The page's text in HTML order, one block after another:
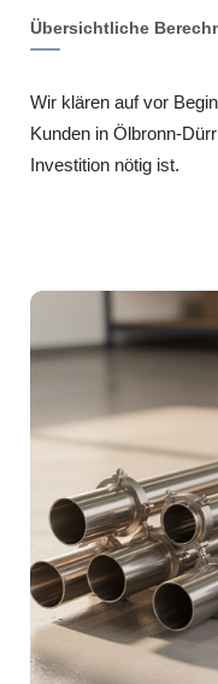
Übersichtliche
Wir klären auf vor
Kunden in Ölbronn-
Investition nötig ist.